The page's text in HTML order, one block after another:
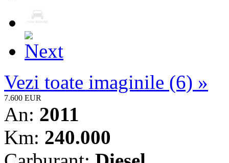
Vezi toate imaginile (6) »
7.600 EUR
An: 2011
Km: 240.000